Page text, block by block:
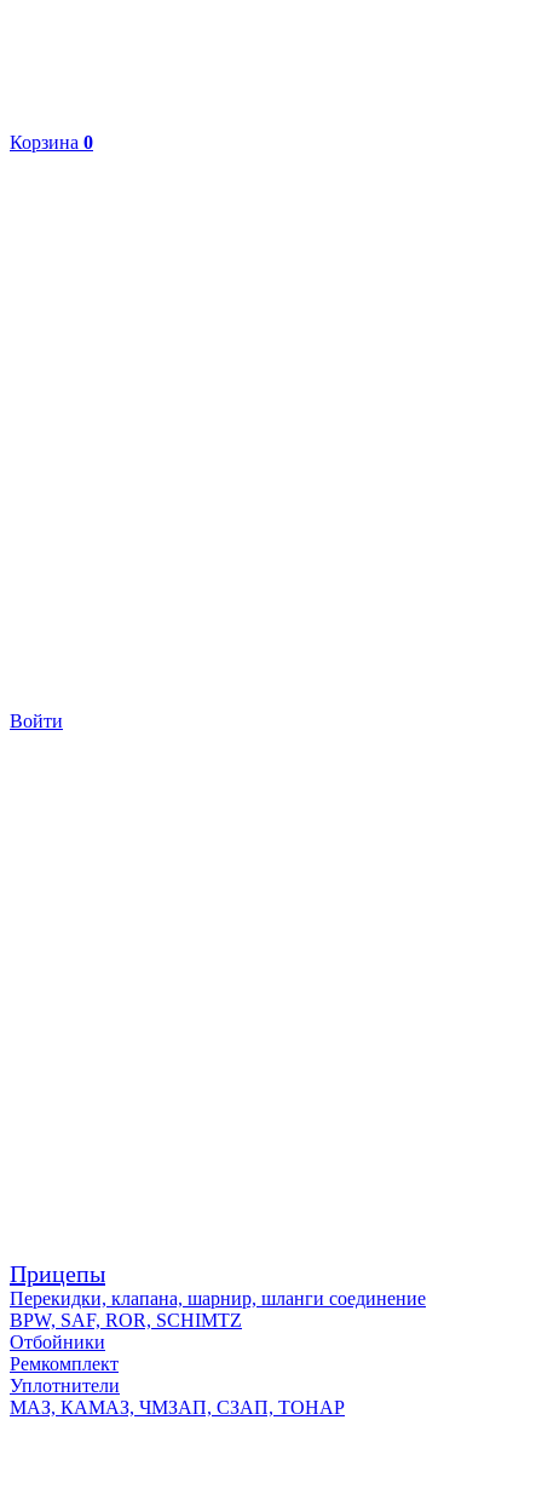
Корзина 0
Войти
Прицепы
Перекидки, клапана, шарнир, шланги соединение
BPW, SAF, ROR, SCHIMTZ
Отбойники
Ремкомплект
Уплотнители
МАЗ, КАМАЗ, ЧМЗАП, СЗАП, ТОНАР